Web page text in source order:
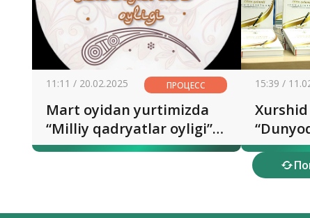
11:11 / 20.02.2025 ПРОЦЕСС
Mart oyidan yurtimizda
“Milliy qadryatlar oyligi”
start oladi
15:39 /
kitob